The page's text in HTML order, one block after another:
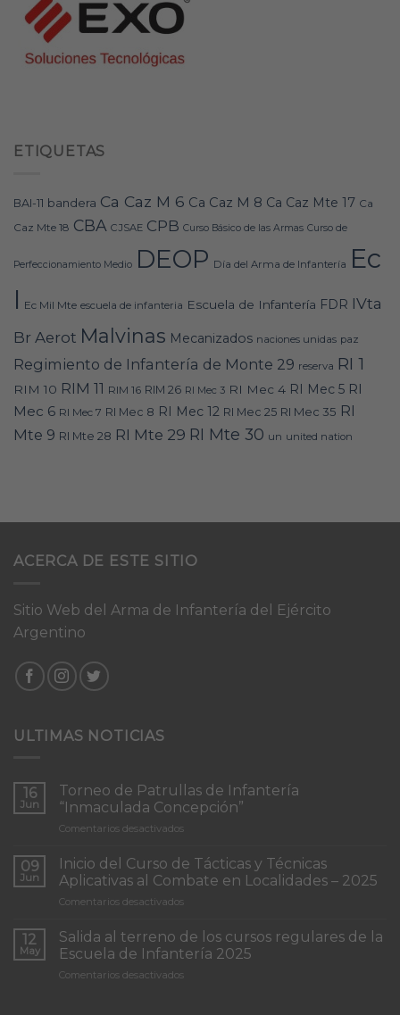
ETIQUETAS
BAI-11 bandera Ca Caz M 6 Ca Caz M 8 Ca Caz Mte 17 Ca
Caz Mte 18 CBA CJSAE CPB Curso Básico de las Armas Curso de
Perfeccionamiento Medio DEOP Día del Arma de Infantería Ec
I Ec Mil Mte escuela de infanteria Escuela de Infantería FDR IVta
Br Aerot Malvinas Mecanizados naciones unidas paz
Regimiento de Infantería de Monte 29 reserva RI 1
RIM 10 RIM 11 RIM 16 RIM 26 RI Mec 3 RI Mec 4 RI Mec 5 RI
Mec 6 RI Mec 7 RI Mec 8 RI Mec 12 RI Mec 25 RI Mec 35 RI
Mte 9 RI Mte 28 RI Mte 29 RI Mte 30 un united nation
ACERCA DE ESTE SITIO
Sitio Web del Arma de Infantería del Ejército
Argentino
ULTIMAS NOTICIAS
16
Jun
Torneo de Patrullas de Infantería
“Inmaculada Concepción”
Comentarios desactivadosen
de
Patrullas
de
Infantería
Concepción”
09
Jun
Inicio del Curso de Tácticas y Técnicas
Aplicativas al Combate en Localidades – 2025
Comentarios desactivadosen
del
Curso
de
Tácticas
12
May
Salida al terreno de los cursos regulares de la
Escuela de Infantería 2025
Comentarios desactivadosen